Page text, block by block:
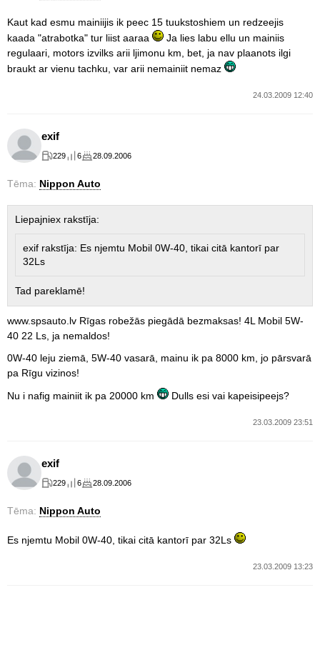
Kaut kad esmu mainiijis ik peec 15 tuukstoshiem un redzeejis
kaada "atrabotka" tur liist aaraa
Ja lies labu ellu un mainiis
regulaari, motors izvilks arii ljimonu km, bet, ja nav plaanots ilgi
braukt ar vienu tachku, var arii nemainiit nemaz
24.03.2009 12:40
exif
229 6 28.09.2006
Tēma: Nippon Auto
Liepajniex rakstīja:
exif rakstīja: Es njemtu Mobil 0W-40, tikai citā kantorī par
32Ls
Tad pareklamē!
www.spsauto.lv Rīgas robežās piegādā bezmaksas! 4L Mobil 5W-
40 22 Ls, ja nemaldos!
0W-40 leju ziemā, 5W-40 vasarā, mainu ik pa 8000 km, jo pārsvarā
pa Rīgu vizinos!
Nu i nafig mainiit ik pa 20000 km
Dulls esi vai kapeisipeejs?
23.03.2009 23:51
exif
229 6 28.09.2006
Tēma: Nippon Auto
Es njemtu Mobil 0W-40, tikai citā kantorī par 32Ls
23.03.2009 13:23